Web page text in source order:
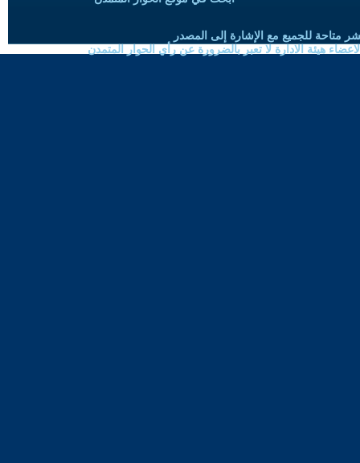
متاحة للجميع مع الإشارة إلى المصدر
هيئة الادارة لا تعبر بالضرورة عن رأي الحوار المتمدن